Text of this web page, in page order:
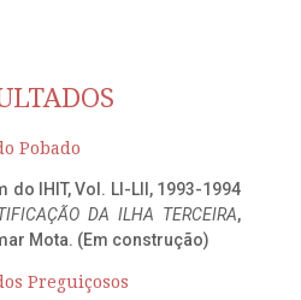
Pobado
do IHIT, Vol. LI-LII, 1993-1994
DA ILHA TERCEIRA,
Mota. (Em construção)
Preguiçosos